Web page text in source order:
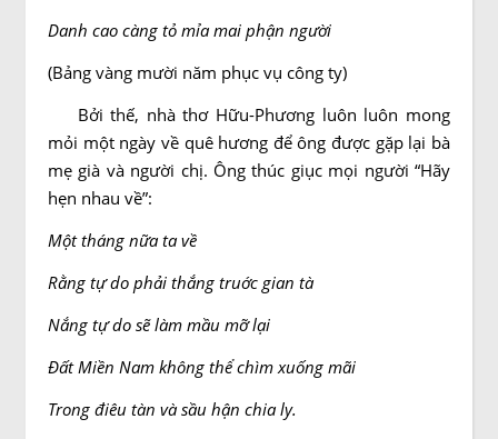
Danh cao càng tỏ mỉa mai phận người
(Bảng vàng mười năm phục vụ công ty)
Bởi thế, nhà thơ Hữu-Phương luôn luôn mong
mỏi một ngày về quê hương để ông được gặp lại bà
mẹ già và người chị. Ông thúc giục mọi người “Hãy
hẹn nhau về”:
Một tháng nữa ta về
Rằng tự do phải thắng truớc gian tà
Nắng tự do sẽ làm mầu mỡ lại
Ðất Miền Nam không thể chìm xuống mãi
Trong điêu tàn và sầu hận chia ly.